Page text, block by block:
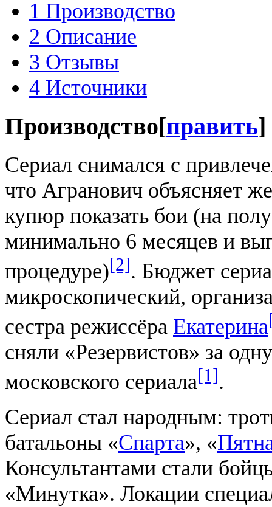
1 Производство
2 Описание
3 Отзывы
4 Источники
Производство[править]
Сериал снимался с
что Агранович объясняет
купюр показать бои (на
минимально 6 месяцев и
процедуре)[2]. Бюджет
микроскопический,
сестра режиссёра Екатерина
сняли «Резервистов» за
московского сериала[1].
Сериал стал народным:
батальоны «Спарта», «
Консультантами стали
«Минутка». Локации